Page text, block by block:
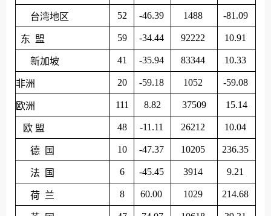
台湾地区 52 -46.39 1488 -81.09
东 盟 59 -34.44 92222 10.91
新加坡 41 -35.94 83344 10.33
非洲 20 -59.18 1052 -59.08
欧洲 111 8.82 37509 15.14
欧 盟 48 -11.11 26212 10.04
德 国 10 -47.37 10205 236.35
法 国 6 -45.45 3914 9.21
荷 兰 8 60.00 1029 214.68